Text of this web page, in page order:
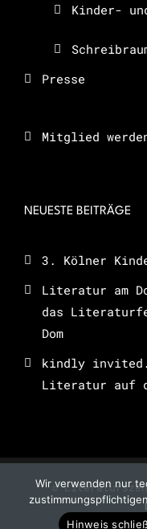
Kinder-
Presse
Mitglied
NEUESTE BEITRÄGE
3. Kölner
Literatur am
das
Dom
kindly
Literatur auf
©
Wir verwenden nur
Hinweis